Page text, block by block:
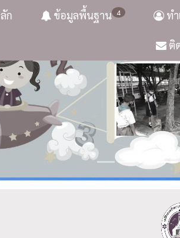
ก 4
ข้อมูลพื้นฐาน ท
ติ